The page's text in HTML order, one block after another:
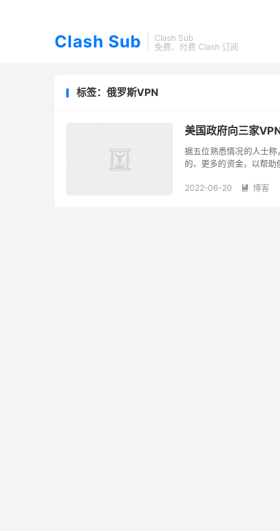
Clash Sub
Clash Sub
免费、付费 Clash 订阅
标签：俄罗斯VPN
美国政府向三家
据五位熟悉情况的人士
的、更多的资金，以帮助
2022-06-20  博客